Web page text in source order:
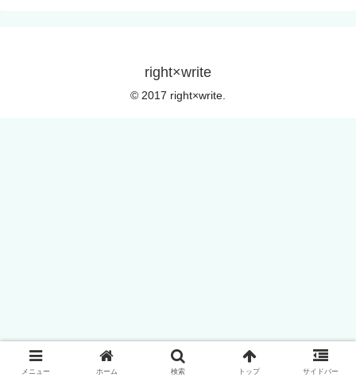
right×write
© 2017 right×write.
メニュー ホーム 検索 トップ サイドバー